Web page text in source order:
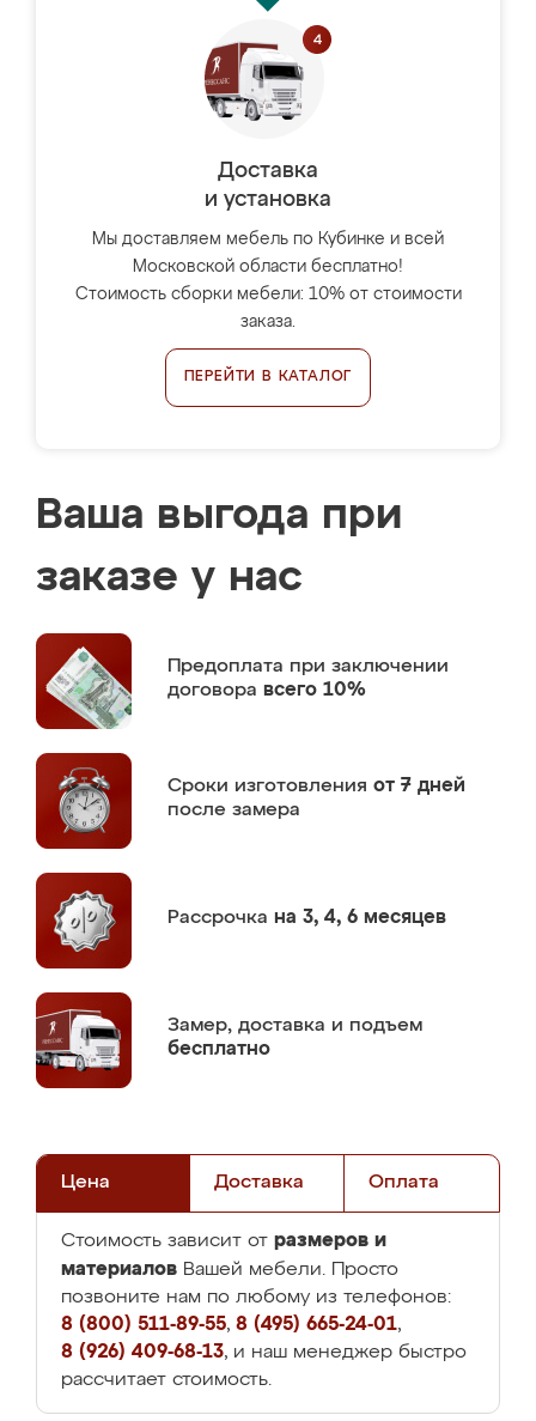
Доставка
и установка
Мы доставляем мебель по Кубинке и всей
Московской области бесплатно!
Стоимость сборки мебели: 10% от стоимости
заказа.
ПЕРЕЙТИ В КАТАЛОГ
Ваша выгода при
заказе у нас
Предоплата при заключении
договора всего 10%
Сроки изготовления от 7 дней
после замера
Рассрочка на 3, 4, 6 месяцев
Замер, доставка и подъем
бесплатно
Цена Доставка Оплата
Стоимость зависит от размеров и
материалов Вашей мебели. Просто
позвоните нам по любому из телефонов:
8 (800) 511-89-55, 8 (495) 665-24-01,
8 (926) 409-68-13, и наш менеджер быстро
рассчитает стоимость.